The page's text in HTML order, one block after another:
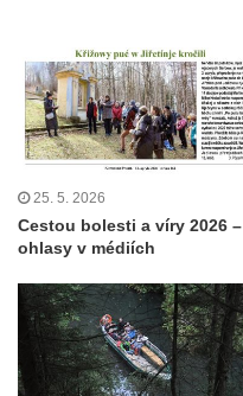
25. 5. 2026
Cestou bolesti a víry 2026 –
ohlasy v médiích